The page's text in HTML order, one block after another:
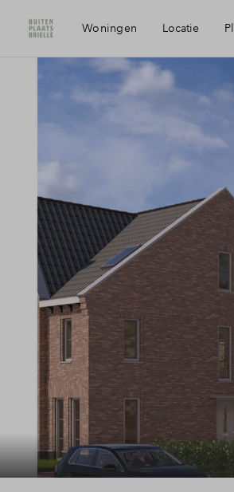
Woningen Locatie
Visie
Bereikbaarheid
Voorzieningen
Duurzaamheid
Voorne aan Zee
Partners